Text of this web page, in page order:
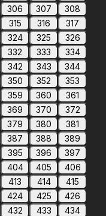
306 307
308
315 316
317
324 325
326
332 333
334
342 343
344
350 352
353
359 360
361
369 370
372
379 380
381
387 388
389
395 396
397
404 405
406
413 414
415
424 425
426
432 433
434